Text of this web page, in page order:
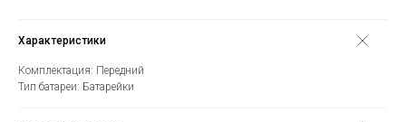
Характеристики
Комплектация: Передний
Тип батареи: Батарейки